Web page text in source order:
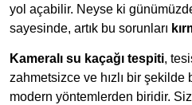
yol açabilir. Neyse ki
sayesinde, artık bu sorunları
Kameralı su kaçağı tespiti,
zahmetsizce ve hızlı bir
modern yöntemlerden biridir. Siz